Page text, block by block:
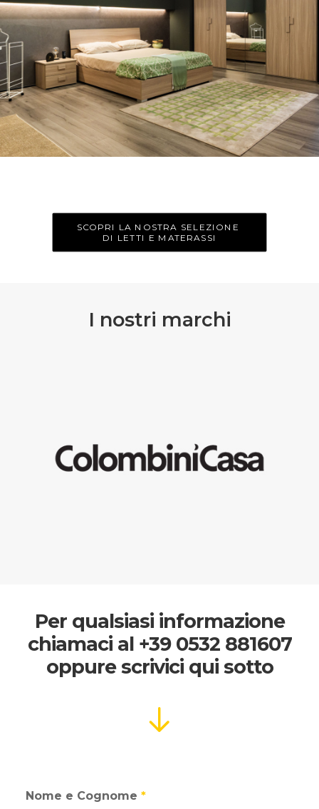
SCOPRI LA NOSTRA SELEZIONE
DI LETTI E MATERASSI
I nostri marchi
Per qualsiasi informazione
chiamaci al +39 0532 881607
oppure scrivici qui sotto
Nome e Cognome *